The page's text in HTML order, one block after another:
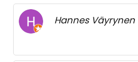
Hannes Väyrynen